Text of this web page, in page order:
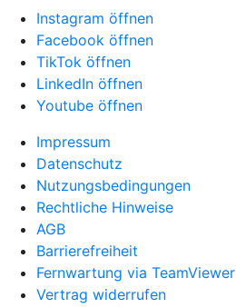
Instagram öffnen
Facebook öffnen
TikTok öffnen
LinkedIn öffnen
Youtube öffnen
Impressum
Datenschutz
Nutzungsbedingungen
Rechtliche Hinweise
AGB
Barrierefreiheit
Fernwartung via TeamViewer
Vertrag widerrufen